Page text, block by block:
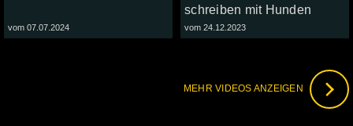
vom 07.07.2024
schreiben mit Hunden
vom 24.12.2023
MEHR VIDEOS ANZEIGEN